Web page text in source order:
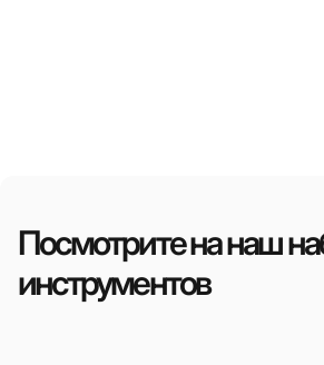
Посмотрите на наш
инструментов